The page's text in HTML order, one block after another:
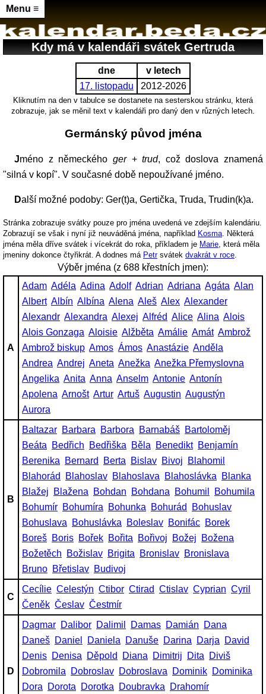
Menu ≡
Kdy má v kalendáři svátek Gertruda
dne
v letech
17. listopadu
2012-2026
Kliknutím na den v tabulce se dostanete na sesterskou stránku, která
zobrazuje, jak se měnil text v kalendáři pro daný den v různých letech.
Germánský původ jména
Jméno z německého ger+trud, což doslova znamená
"silná v kopí". V současné době nepoužívané jméno.
Další možné podoby: Ger(t)a, Gertička, Truda, Trudin(k)a.
Stránka zobrazuje svátky pouze pro jména uvedená ve zdejším kalendáriu.
Zobrazují se však i nyní již neuváděná jména, například Kosma . Některá
jména měla dříve svátek i vícekrát do roka, příkladem je Marie , která měla
jmeniny dokonce čtyřikrát. A dodnes má Petrsvátek dvakrát v roce
Výběr jména (z 688 křestních jmen):
A
Adam Adéla Adina Adolf Adrian Adriana Agáta Alan
Albert Albín Albína Alena Aleš Alex Alexander
Alexandr Alexandra Alexej Alfréd Alice Alina Alois
Alois Gonzaga Aloisie Alžběta Amálie Amát Ambrož
Ambrož biskup Amos Ámos Anastázie Anděla
Andrea Andrej Aneta Anežka Anežka Přemyslovna
Angelika Anita Anna Anselm Antonie Antonín
Apolena Arnošt Artur Artuš Augustin Augustýn
Aurora
B
Baltazar Barbara Barbora Barnabáš Bartoloměj
Beáta
Bedřich Bedřiška Běla Benedikt Benjamín
Berenika
Bernard Berta Bislav Bivoj
Blahomil
Blahorád
Blahoslav Blahoslava Blahoslávka
Blanka
Blažej
Blažena Bohdan Bohdana Bohumil
Bohumila
Bohumír Bohumíra Bohunka Bohurád
Bohuslav
Bohuslava
Bohuslávka Boleslav Bonifác Borek
Boreš Boris Bořek Bořita Bořivoj Božej
Božena
Božetěch
Božislav Brigita Bronislav Bronislava
Bruno Břetislav Budivoj
C
Cecílie Celestýn Ctibor Ctirad Ctislav Cyprian Cyril
Čeněk Česlav Čestmír
D
Dagmar Dalibor Dalimil Damas Damián
Dana
Daneš Daniel Daniela Danuše Darina Darja
David
Denis Denisa Děpold Diana Dimitrij Dita
Diviš
Dobromila
Dobroslav Dobroslava Dominik Dominika
Dora
Dorota Dorotka Doubravka
Drahomír